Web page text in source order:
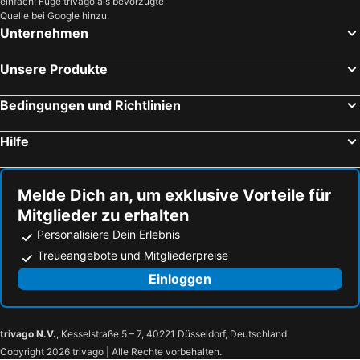
Makronissos
Die Burg von Alanya
Damlatas-Höhle
Aphrodite Hills Golf
Agia Thekla
Coral Bay
Bogsak Beach
Nissi Bay
Portakal Strand
Alanya Bus Terminal
Damlatas Public Beach
Tochni
Pissouri
Kyrenia Burg
Hafen von Limassol
Phinikoudes Beach
Alona
Dimes
Kyperounda Village
Levkosia
Potamitissa
Christmas in Kato Amiandos
Quelle bei Google hinzu.
Unternehmen
Unsere Produkte
Bedingungen und Richtlinien
Hilfe
Melde Dich an, um exklusive Vorteile für
Mitglieder zu erhalten
Personalisiere Dein Erlebnis
Treueangebote und Mitgliederpreise
Einloggen
trivago N.V., Kesselstraße 5 – 7, 40221 Düsseldorf, Deutschland
Copyright 2026 trivago | Alle Rechte vorbehalten.